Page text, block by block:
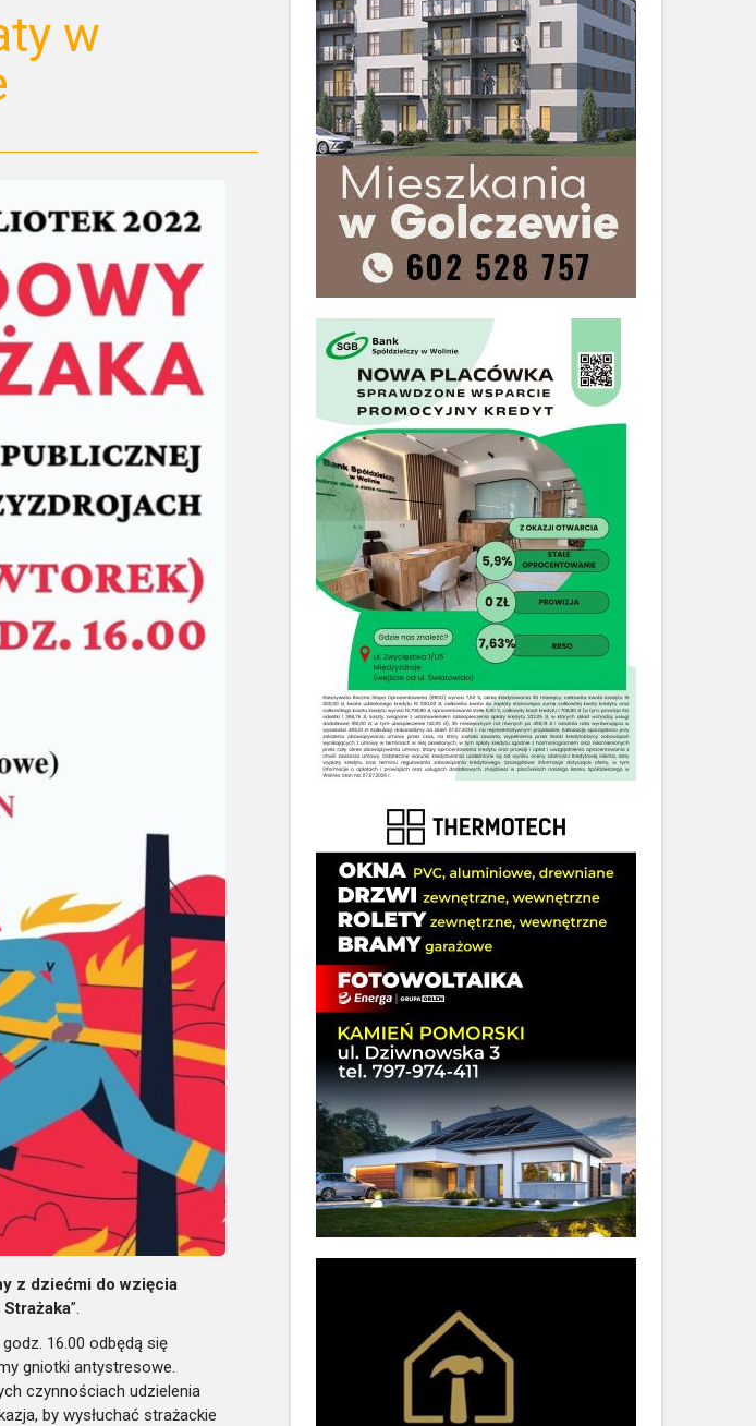
w
z dziećmi do wzięcia
”.
16.00 odbędą się
gniotki antystresowe.
czynnościach udzielenia
by wysłuchać strażackie